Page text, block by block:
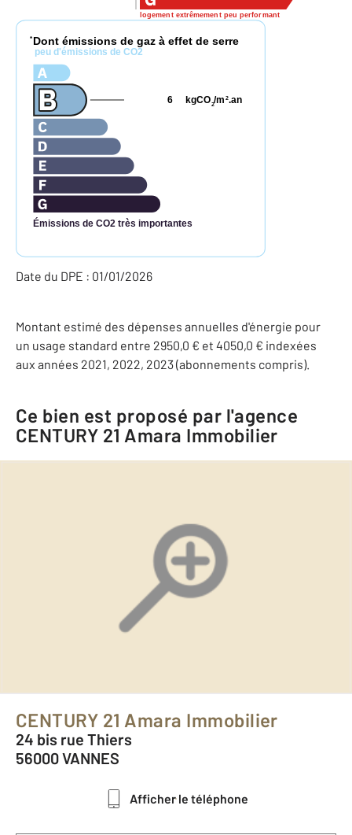
logement extrêmement peu performant
* Dont émissions de gaz à effet de serre
peu d'émissions de CO2
Émissions de CO2 très importantes
kgCO2/m 2.an
6
Date du DPE : 01/01/2026
Montant estimé des dépenses annuelles d'énergie pour
un usage standard entre 2950,0 € et 4050,0 € indexées
aux années 2021, 2022, 2023 (abonnements compris).
Ce bien est proposé par l'agence
CENTURY 21 Amara Immobilier
CENTURY 21 Amara Immobilier
24 bis rue Thiers
56000 VANNES
Afficher le téléphone